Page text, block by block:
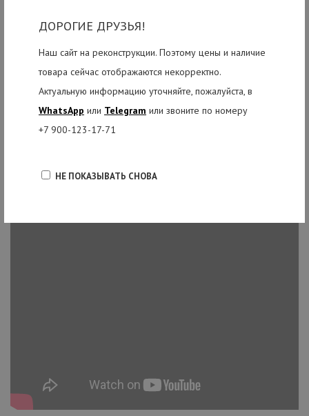
ДОРОГИЕ ДРУЗЬЯ!
Наш сайт на реконструкции. Поэтому цены и наличие
товара сейчас отображаются некорректно.
Актуальную информацию уточняйте, пожалуйста, в
WhatsApp или Telegram или звоните по номеру
+7 900-123-17-71
НЕ ПОКАЗЫВАТЬ СНОВА
великолепный звук везде, где ваша музыка захватывает вас.